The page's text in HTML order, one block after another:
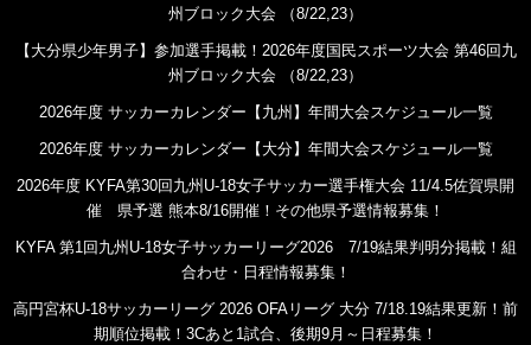
州ブロック大会 （8/22,23）
【大分県少年男子】参加選手掲載！2026年度国民スポーツ大会 第46回九
州ブロック大会 （8/22,23）
2026年度 サッカーカレンダー【九州】年間大会スケジュール一覧
2026年度 サッカーカレンダー【大分】年間大会スケジュール一覧
2026年度 KYFA第30回九州U-18女子サッカー選手権大会 11/4.5佐賀県開
催 県予選 熊本8/16開催！その他県予選情報募集！
KYFA 第1回九州U-18女子サッカーリーグ2026 7/19結果判明分掲載！組
合わせ・日程情報募集！
高円宮杯U-18サッカーリーグ 2026 OFAリーグ 大分 7/18.19結果更新！前
期順位掲載！3Cあと1試合、後期9月～日程募集！